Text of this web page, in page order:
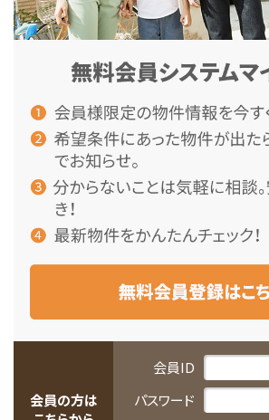
会員の方は
会員ID
パスワード